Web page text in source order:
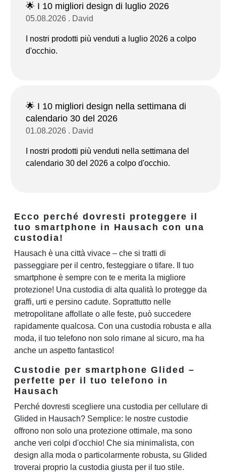
🌟 I 10 migliori design di luglio 2026
05.08.2026 . David
I nostri prodotti più venduti a luglio 2026 a colpo
d'occhio.
🌟 I 10 migliori design nella settimana di
calendario 30 del 2026
01.08.2026 . David
I nostri prodotti più venduti nella settimana del
calendario 30 del 2026 a colpo d'occhio.
Ecco perché dovresti proteggere il
tuo smartphone in Hausach con una
custodia!
Hausach è una città vivace – che si tratti di
passeggiare per il centro, festeggiare o tifare. Il tuo
smartphone è sempre con te e merita la migliore
protezione! Una custodia di alta qualità lo protegge da
graffi, urti e persino cadute. Soprattutto nelle
metropolitane affollate o alle feste, può succedere
rapidamente qualcosa. Con una custodia robusta e alla
moda, il tuo telefono non solo rimane al sicuro, ma ha
anche un aspetto fantastico!
Custodie per smartphone Glided –
perfette per il tuo telefono in
Hausach
Perché dovresti scegliere una custodia per cellulare di
Glided in Hausach? Semplice: le nostre custodie
offrono non solo una protezione ottimale, ma sono
anche veri colpi d'occhio! Che sia minimalista, con
design alla moda o particolarmente robusta, su Glided
troverai proprio la custodia giusta per il tuo stile.